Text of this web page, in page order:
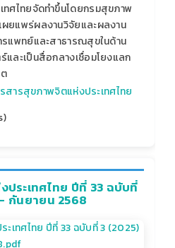
ศไทยจัดทำขึ้นโดยกรมสุขภาพ
ผยแพร่ผลงานวิจัยและผลงาน
รแพทย์และสาธารณสุขในด้าน
ละเป็นสื่อกลางเชื่อมโยงแลก
สารสุขภาพจิตแห่งประเทศไทย
ระเทศไทย ปีที่ 33 ฉบับที่
กันยายน 2568